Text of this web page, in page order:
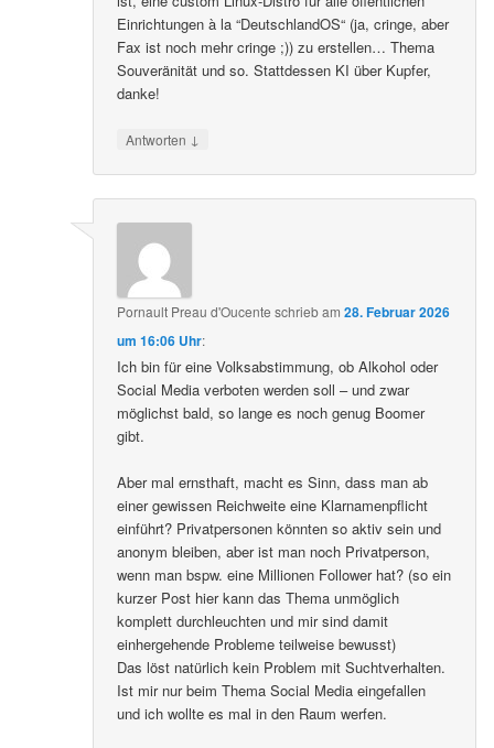
Einrichtungen à la “DeutschlandOS“ (ja, cringe, aber
Fax ist noch mehr cringe ;)) zu erstellen… Thema
Souveränität und so. Stattdessen KI über Kupfer,
danke!
Antworten ↓
Pornault Preau d'Oucente schriebam28. Februar 2026
um 16:06 Uhr:
Ich bin für eine Volksabstimmung, ob Alkohol oder
Social Media verboten werden soll – und zwar
möglichst bald, so lange es noch genug Boomer
gibt.
Aber mal ernsthaft, macht es Sinn, dass man ab
einer gewissen Reichweite eine Klarnamenpflicht
einführt? Privatpersonen könnten so aktiv sein und
anonym bleiben, aber ist man noch Privatperson,
wenn man bspw. eine Millionen Follower hat? (so ein
kurzer Post hier kann das Thema unmöglich
komplett durchleuchten und mir sind damit
einhergehende Probleme teilweise bewusst)
Das löst natürlich kein Problem mit Suchtverhalten.
Ist mir nur beim Thema Social Media eingefallen
und ich wollte es mal in den Raum werfen.